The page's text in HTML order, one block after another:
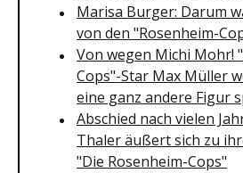
Marisa Burger: Darum
von den "Rosenheim-
Von wegen Michi Mohr!
Cops"-Star Max Müller
eine ganz andere Figur
Abschied nach vielen
Thaler äußert sich zu
"Die Rosenheim-Cops"